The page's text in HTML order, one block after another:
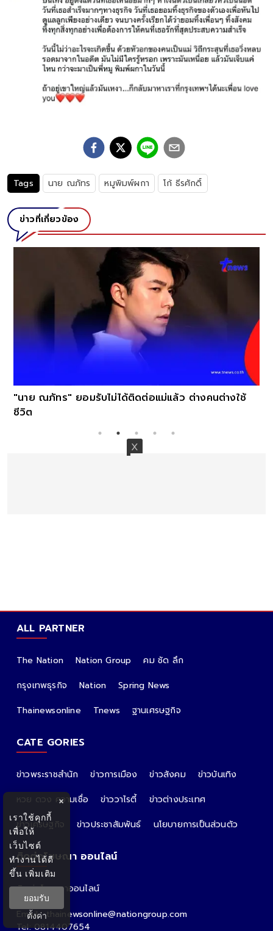
Tags นาย ณภัทร หมูพิมพ์ผกา โก้ ธีรศักดิ์
ข่าวที่เกี่ยวข้อง
"นาย ณภัทร" ยอมรับไม่ได้ติดต่อแม่แล้ว ต่างคนต่างใช้
ชีวิต
ALL PARTNER
The Nation Nation Group
คม ชัด ลึก
กรุงเทพธุรกิจ
Nation
Spring News
Thainewsonline
Tnews ฐานเศรษฐกิจ
CATE GORIES
ข่าวพระราชสำนัก ข่าวการเมือง ข่าวสังคม
ข่าวบันเทิง
หวย ดวง ความเชื่อ
ข่าววาไรตี้
ข่าวต่างประเทศ
ข่าวเศรษฐกิจ
ข่าวประชาสัมพันธ์ นโยบายการเป็นส่วนตัว
ติดต่อโฆษณา ออนไลน์
ติดต่อโฆษณาออนไลน์
คุณอ้อ
Email : thainewsonline@nationgroup.com
Tel: 0814407654
×
เราใช้คุกกี้
เพื่อให้
เว็บไซต์
ทำงานได้ดี
ขึ้น เพิ่มเติม
ยอมรับ
ตั้งค่า